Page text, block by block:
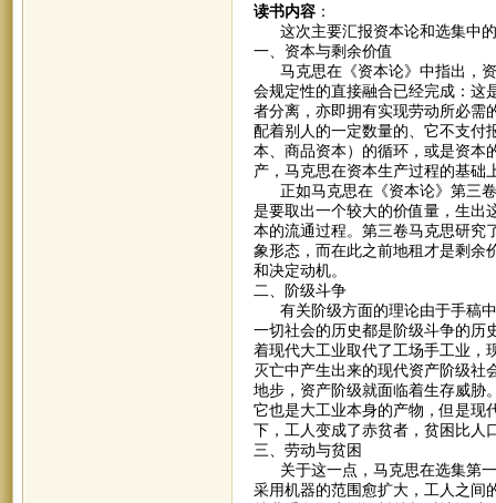
读书内容：
这次主要汇报资本论和选集中的
一、资本与剩余价值
马克思在《资本论》中指出，资
会规定性的直接融合已经完成：这
者分离，亦即拥有实现劳动所必需
配着别人的一定数量的、它不支付
本、商品资本）的循环，或是资本
产，马克思在资本生产过程的基础
正如马克思在《资本论》第三卷
是要取出一个较大的价值量，生出
本的流通过程。第三卷马克思研究
象形态，而在此之前地租才是剩余
和决定动机。
二、阶级斗争
有关阶级方面的理论由于手稿中
一切社会的历史都是阶级斗争的历
着现代大工业取代了工场手工业，
灭亡中产生出来的现代资产阶级社
地步，资产阶级就面临着生存威胁
它也是大工业本身的产物，但是现
下，工人变成了赤贫者，贫困比人
三、劳动与贫困
关于这一点，马克思在选集第一
采用机器的范围愈扩大，工人之间